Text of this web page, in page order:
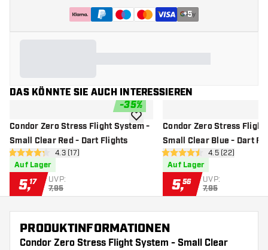
+5
DAS KÖNNTE SIE AUCH INTERESSIEREN
-35%
Condor Zero Stress Flight System -
Small Clear Red - Dart Flights
Bewertungsbereich öffnen
4.3 Bewertungssterne
4.3 (17)
Auf Lager
5,17 UVP:
7,95
Zur Wunschliste hinzufügen
Condor Zero Stress Flight
Small Clear Blue - Dart
4.5 Bewertungssterne
4.5 (22)
Auf Lager
5,56 UVP:
7,95
PRODUKTINFORMATIONEN
Condor Zero Stress Flight System - Small Clear